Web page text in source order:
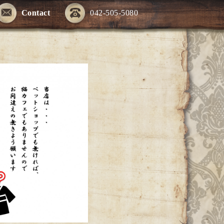
042-505-5080
Contact